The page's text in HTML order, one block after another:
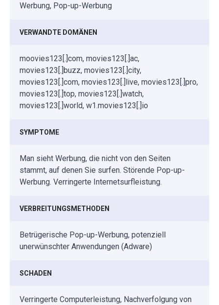
Werbung, Pop-up-Werbung
VERWANDTE DOMÄNEN
moovies123[.]com, movies123[.]ac,
movies123[.]buzz, movies123[.]city,
movies123[.]com, movies123[.]live, movies123[.]pro,
movies123[.]top, movies123[.]watch,
movies123[.]world, w1.movies123[.]io
SYMPTOME
Man sieht Werbung, die nicht von den Seiten
stammt, auf denen Sie surfen. Störende Pop-up-
Werbung. Verringerte Internetsurfleistung.
VERBREITUNGSMETHODEN
Betrügerische Pop-up-Werbung, potenziell
unerwünschter Anwendungen (Adware)
SCHADEN
Verringerte Computerleistung, Nachverfolgung von